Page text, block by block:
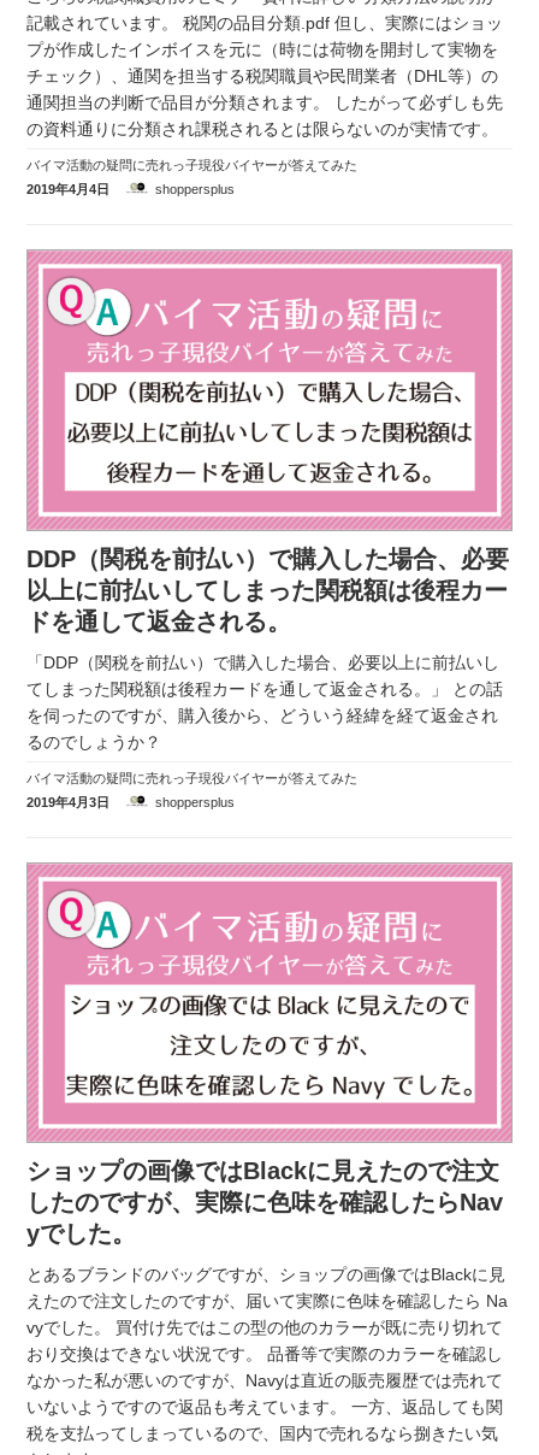
記載されています。 税関の品目分類.pdf 但し、実際にはショッ
プが作成したインボイスを元に（時には荷物を開封して実物を
チェック）、通関を担当する税関職員や民間業者（DHL等）の
通関担当の判断で品目が分類されます。 したがって必ずしも先
の資料通りに分類され課税されるとは限らないのが実情です。
バイマ活動の疑問に売れっ子現役バイヤーが答えてみた
2019年4月4日
shoppersplus
DDP（関税を前払い）で購入した場合、必要
以上に前払いしてしまった関税額は後程カー
ドを通して返金される。
「DDP（関税を前払い）で購入した場合、必要以上に前払いし
てしまった関税額は後程カードを通して返金される。」 との話
を伺ったのですが、購入後から、どういう経緯を経て返金され
るのでしょうか？
バイマ活動の疑問に売れっ子現役バイヤーが答えてみた
2019年4月3日
shoppersplus
ショップの画像ではBlackに見えたので注文
したのですが、実際に色味を確認したらNav
yでした。
とあるブランドのバッグですが、ショップの画像ではBlackに見
えたので注文したのですが、届いて実際に色味を確認したら Na
vyでした。 買付け先ではこの型の他のカラーが既に売り切れて
おり交換はできない状況です。 品番等で実際のカラーを確認し
なかった私が悪いのですが、Navyは直近の販売履歴では売れて
いないようですので返品も考えています。 一方、返品しても関
税を支払ってしまっているので、国内で売れるなら捌きたい気